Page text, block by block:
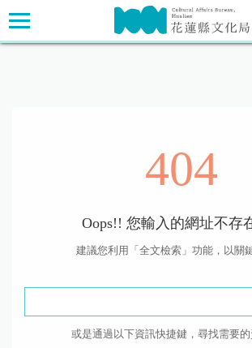
跳
到
主
主要內容區塊
404
Oops!! 您輸入的網址不存
建議您利用「全文檢索」功能，以關
或是通過以下資訊快捷鍵，尋找需要